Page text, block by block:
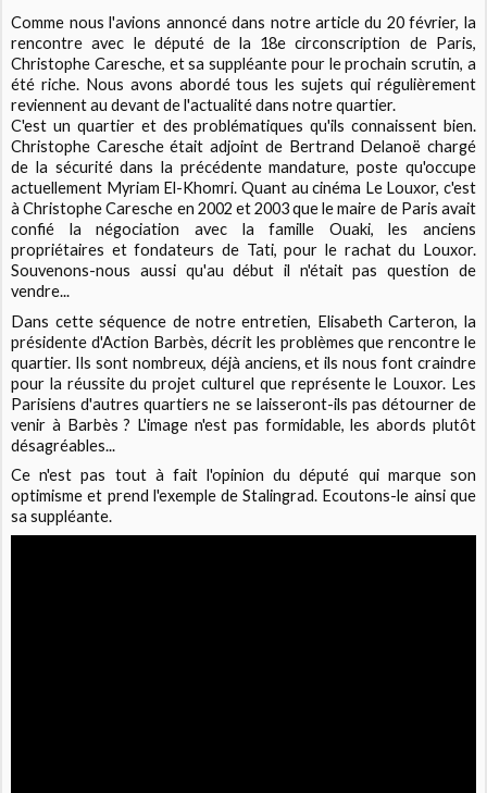
Comme nous l'avions annoncé dans notre article du 20 février, la
rencontre avec le député de la 18e circonscription de Paris,
Christophe Caresche, et sa suppléante pour le prochain scrutin, a
été riche. Nous avons abordé tous les sujets qui régulièrement
reviennent au devant de l'actualité dans notre quartier.
C'est un quartier et des problématiques qu'ils connaissent bien.
Christophe Caresche était adjoint de Bertrand Delanoë chargé
de la sécurité dans la précédente mandature, poste qu'occupe
actuellement Myriam El-Khomri. Quant au cinéma Le Louxor, c'est
à Christophe Caresche en 2002 et 2003 que le maire de Paris avait
confié la négociation avec la famille Ouaki, les anciens
propriétaires et fondateurs de Tati, pour le rachat du Louxor.
Souvenons-nous aussi qu'au début il n'était pas question de
vendre...
Dans cette séquence de notre entretien, Elisabeth Carteron, la
présidente d'Action Barbès, décrit les problèmes que rencontre le
quartier. Ils sont nombreux, déjà anciens, et ils nous font craindre
pour la réussite du projet culturel que représente le Louxor. Les
Parisiens d'autres quartiers ne se laisseront-ils pas détourner de
venir à Barbès ? L'image n'est pas formidable, les abords plutôt
désagréables...
Ce n'est pas tout à fait l'opinion du député qui marque son
optimisme et prend l'exemple de Stalingrad. Ecoutons-le ainsi que
sa suppléante.